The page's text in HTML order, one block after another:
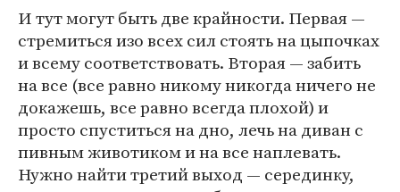
И тут могут быть две крайности. Первая —
стремиться изо всех сил стоять на цыпочках
и всему соответствовать. Вторая — забить
на все (все равно никому никогда ничего не
докажешь, все равно всегда плохой) и
просто спуститься на дно, лечь на диван с
пивным животиком и на все наплевать.
Нужно найти третий выход — серединку,